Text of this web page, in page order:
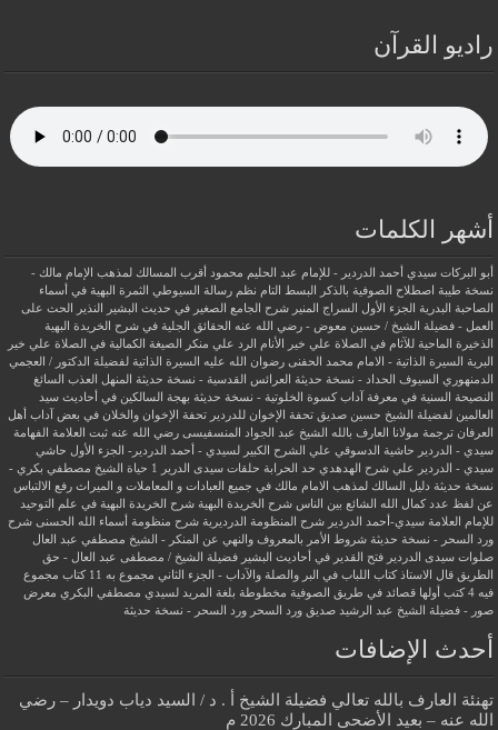
راديو القرآن
أشهر الكلمات
أبو البركات سيدي أحمد الدردير - للإمام عبد الحليم محمود
أقرب المسالك لمذهب الإمام مالك -
نسخة طيبة اصطلاح الصوفية بالذكر البسط التام نظم رسالة السيوطي
الثمرة البهية في أسماء
الصاحبة البدرية
الجزء الأول السراج المنير شرح الجامع الصغير في حديث البشير النذير
الحث على
العمل - فضيلة الشيخ / حسين معوض - رضي الله عنه
الحقائق الجلية في شرح الخريدة البهية
الذخيرة الماحية للآثام في الصلاة علي خير الأنام
الرد علي منكر الصيغة الكمالية في الصلاة علي خير
البرية
السيرة الذاتية - الامام محمد الحفنى رضوان الله عليه
السيرة الذاتية لفضيلة الدكتور / العجمي
الدمنهوري
السيوف الحداد - نسخة حديثة العرائس القدسية - نسخة حديثة
المنهل العذب السائغ
النصيحة السنية في معرفة آداب كسوة الخلوتية - نسخة حديثة بهجة السالكين في أحاديث سيد
العالمين لفضيلة الشيخ حسين صديق
تحفة الإخوان للدردير تحفة الإخوان والخلان في بعض آداب أهل
العرفان ترجمة مولانا العارف بالله الشيخ عبد الجواد المنسفيسى رضي الله عنه ثبت العلامة الفهامة
سيدي - الدردير
حاشية الدسوقي علي الشرح الكبير لسيدي - أحمد الدردير- الجزء الأول حاشي
سيدي - الدردير علي شرح الهدهدي حد الحرابة حلقات سيدى الدرير 1
حياة الشيخ مصطفي بكري -
نسخة حديثة دليل السالك لمذهب الامام مالك في جميع العبادات و المعاملات و الميراث رفع الالتباس
عن لفظ عدد كمال الله الشائع بين الناس شرح الخريدة البهية شرح الخريدة البهية في علم التوحيد
للإمام العلامة سيدي-أحمد الدردير شرح المنظومة الدرديرية شرح منظومة أسماء الله الحسنى شرح
ورد السحر - نسخة حديثة شروط الأمر بالمعروف والنهي عن المنكر - الشيخ مصطفي عبد العال
صلوات سيدى الدردير فتح القدير في أحاديث البشير فضيلة الشيخ / مصطفى عبد العال - حق
الطريق
قال الاستاذ كتاب اللباب في البر والصلة والآداب - الجزء الثاني مجموع به 11 كتاب
مجموع
فيه 4 كتب أولها قصائد في طريق الصوفية
مخطوطة بلغة المريد لسيدي مصطفي البكري معرض
صور - فضيلة الشيخ عبد الرشيد صديق
ورد السحر ورد السحر - نسخة حديثة
أحدث الإضافات
تهنئة العارف بالله تعالي فضيلة الشيخ أ . د / السيد دياب دويدار – رضي
الله عنه – بعيد الأضحى المبارك 2026 م